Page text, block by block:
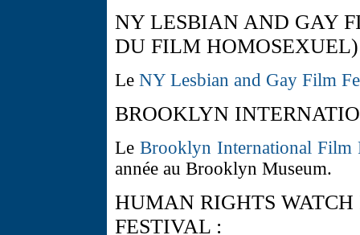
NY LESBIAN AND GAY
DU FILM
Le NY Lesbian and Gay Film
BROOKLYN
LeBrooklyn International Film
année au Brooklyn Museum.
HUMAN RIGHTS
FESTIVAL :